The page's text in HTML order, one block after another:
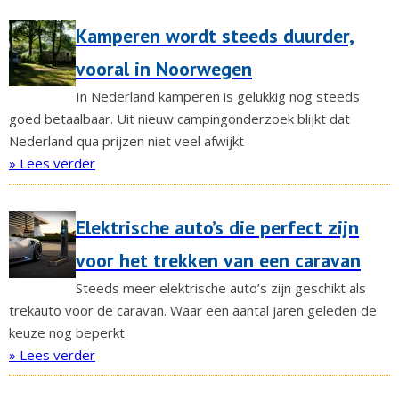
Kamperen wordt steeds duurder,
vooral in Noorwegen
In Nederland kamperen is gelukkig nog steeds
goed betaalbaar. Uit nieuw campingonderzoek blijkt dat
Nederland qua prijzen niet veel afwijkt
» Lees verder
Elektrische auto’s die perfect zijn
voor het trekken van een caravan
Steeds meer elektrische auto’s zijn geschikt als
trekauto voor de caravan. Waar een aantal jaren geleden de
keuze nog beperkt
» Lees verder